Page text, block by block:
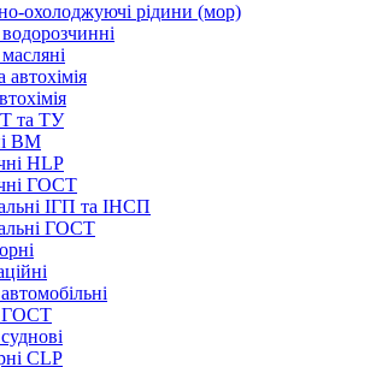
охолоджуючі рідини (мор)
та ТУ
ВМ
HLP
ГОСТ
ІГП та ІНСП
ГОСТ
ГОСТ
CLP